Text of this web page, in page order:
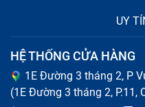
UY
HỆ THỐNG CỬA HÀNG
1E Đường 3 tháng 2, P
(1E Đường 3 tháng 2, P.11,